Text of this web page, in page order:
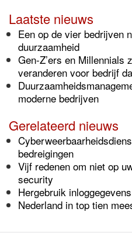
Laatste nieuws
Een op de vier bedrijven
duurzaamheid
Gen-Z’ers en Millennials
veranderen voor bedrijf
moderne bedrijven
Gerelateerd nieuws
bedreigingen
Vijf redenen om niet op
security
Hergebruik
Nederland in top tien